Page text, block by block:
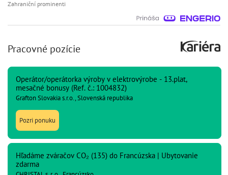
Zahraniční prominenti
Pracovné pozície
Operátor/operátorka výroby v elektrovýrobe - 13.plat,
mesačné bonusy (Ref. č.: 1004832)
Grafton Slovakia s.r.o., Slovenská republika
Pozri ponuku
Hľadáme zváračov CO₂ (135) do Francúzska | Ubytovanie
zdarma